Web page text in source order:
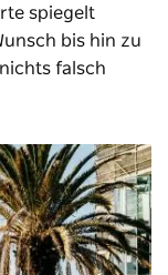
spiegelt
bis hin zu
falsch